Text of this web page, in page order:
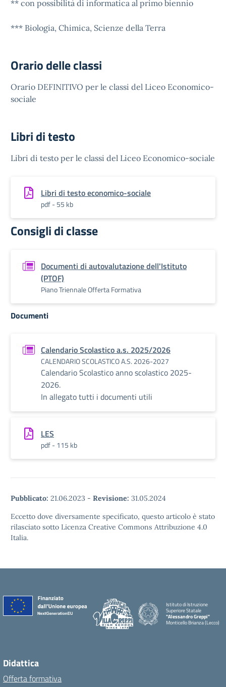
** con possibilità di informatica al primo biennio
*** Biologia, Chimica, Scienze della Terra
Orario delle classi
Orario DEFINITIVO per le classi del Liceo Economico-
sociale
Libri di testo
Libri di testo per le classi del Liceo Economico-sociale
Libri di testo economico-sociale
pdf - 55 kb
Consigli di classe
Documenti di autovalutazione dell'Istituto
(PTOF)
Piano Triennale Offerta Formativa
Documenti
Calendario Scolastico a.s. 2025/2026
CALENDARIO SCOLASTICO A.S. 2026-2027
Calendario Scolastico anno scolastico 2025-
2026.
In allegato tutti i documenti utili
LES
pdf - 115 kb
Pubblicato: 21.06.2023 - Revisione: 31.05.2024
Eccetto dove diversamente specificato, questo articolo è stato
rilasciato sotto Licenza Creative Commons Attribuzione 4.0
Italia.
Istituto di Istruzione
Superiore Statale
"Alessandro Greppi"
Monticello Brianza (Lecco)
Didattica
Offerta formativa